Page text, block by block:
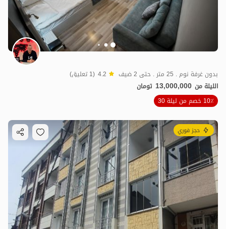
بدون غرفة نوم . 25 متر . حتى 2 ضيف 4.2 (1 تعليق)
الليلة من 13,000,000 تومان
10٪ خصم من ليلة 30
حجز فوري